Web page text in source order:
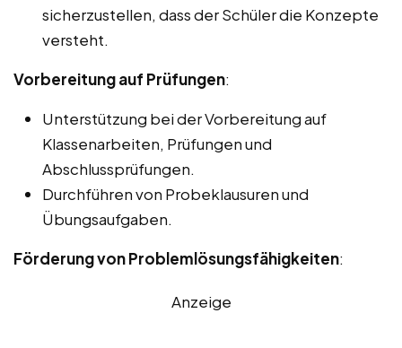
sicherzustellen, dass der Schüler die Konzepte
versteht.
Vorbereitung auf Prüfungen:
Unterstützung bei der Vorbereitung auf
Klassenarbeiten, Prüfungen und
Abschlussprüfungen.
Durchführen von Probeklausuren und
Übungsaufgaben.
Förderung von Problemlösungsfähigkeiten:
Anzeige